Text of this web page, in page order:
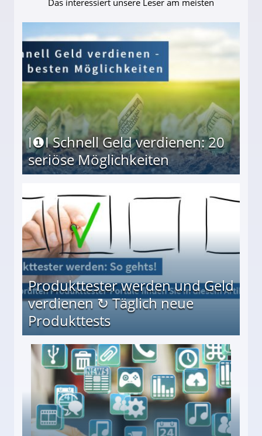
Das interessiert unsere Leser am meisten
I❶I Schnell Geld verdienen: 20
seriöse Möglichkeiten
Produkttester werden und Geld
verdienen ↻ Täglich neue
Produkttests
↻ Täglich neue Produkttests